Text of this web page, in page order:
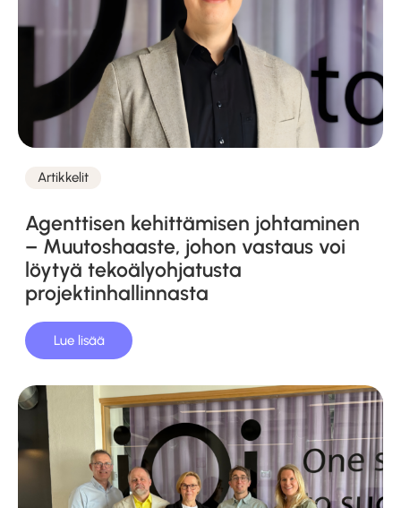
Kategoriat
Artikkelit
Agenttisen kehittämisen johtaminen
– Muutoshaaste, johon vastaus voi
löytyä tekoälyohjatusta
projektinhallinnasta
Lue lisää